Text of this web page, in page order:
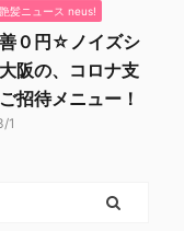
艶髪ニュース neus!
０円☆ノイズシ
阪の、コロナ支
招待メニュー！
1